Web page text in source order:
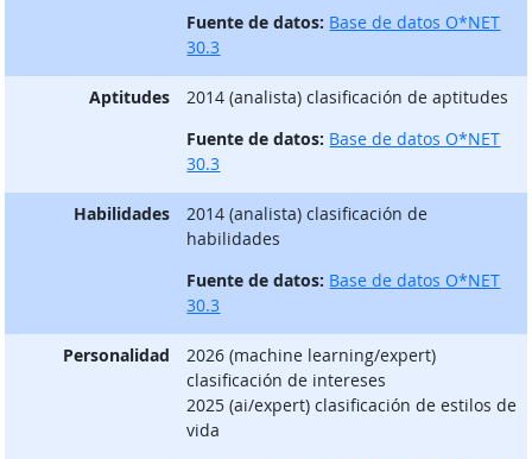
Fuente de datos: Base de datos O*NET
30.3
Aptitudes
2014 (analista) clasificación de aptitudes
Fuente de datos: Base de datos O*NET
30.3
Habilidades
2014 (analista) clasificación de
habilidades
Fuente de datos: Base de datos O*NET
30.3
Personalidad
2026 (machine learning/expert)
clasificación de intereses
2025 (ai/expert) clasificación de estilos de
vida